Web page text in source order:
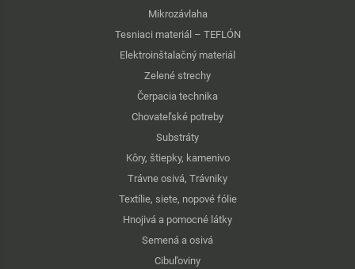
Mikrozávlaha
Tesniaci materiál – TEFLÓN
Elektroinštalačný materiál
Zelené strechy
Čerpacia technika
Chovateľské potreby
Substráty
Kôry, štiepky, kamenivo
Trávne osivá, Trávniky
Textílie, siete, nopové fólie
Hnojivá a pomocné látky
Semená a osivá
Cibuľoviny